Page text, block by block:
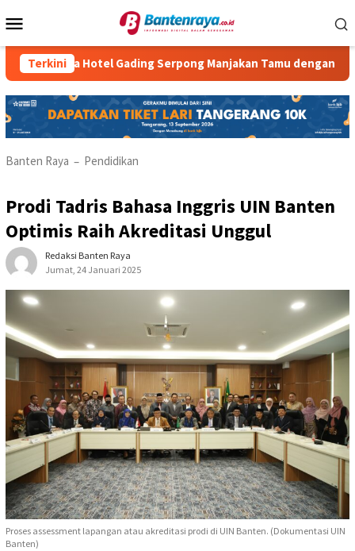
ke
Mobile
Terkini
Atria Hotel Gading Serpong Manjakan Tamu dengan Robot
Banten Raya – Pendidikan
Prodi Tadris Bahasa Inggris UIN Banten
Optimis Raih Akreditasi Unggul
Redaksi Banten Raya
Jumat, 24 Januari 2025
Proses assessment lapangan atau akreditasi prodi di UIN Banten. (Dokumentasi UIN
Banten)